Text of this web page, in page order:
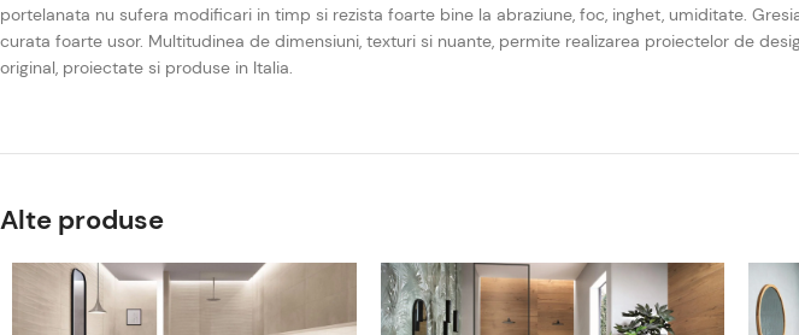
portelanata nu sufera modificari in timp si rezista foarte bine la abraziune, foc, inghet, umiditate.
curata foarte usor. Multitudinea de dimensiuni, texturi si nuante, permite realizarea proiectelor de
original, proiectate si produse in Italia.
Alte produse